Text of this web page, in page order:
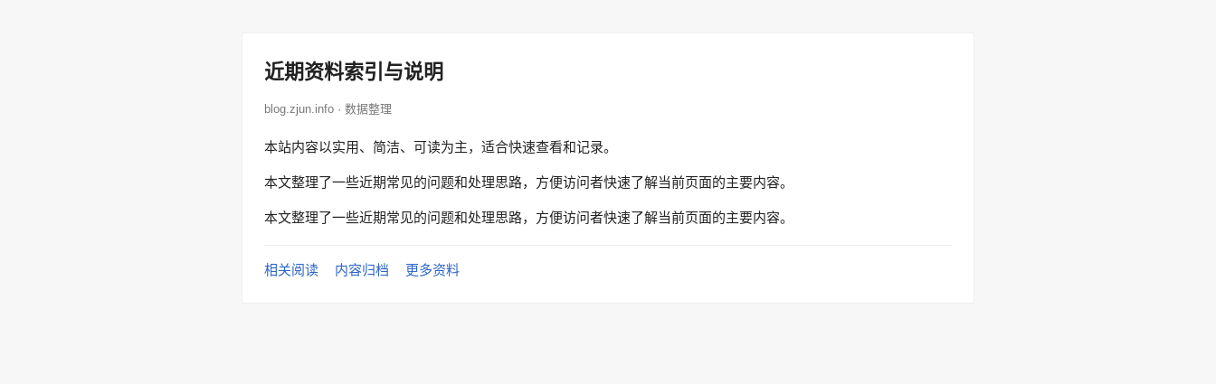
近期资料索引与说明
blog.zjun.info · 数据整理
本站内容以实用、简洁、可读为主，适合快速查看和记录。
本文整理了一些近期常见的问题和处理思路，方便访问者快速了解当前页面的主要内容。
本文整理了一些近期常见的问题和处理思路，方便访问者快速了解当前页面的主要内容。
相关阅读 内容归档 更多资料